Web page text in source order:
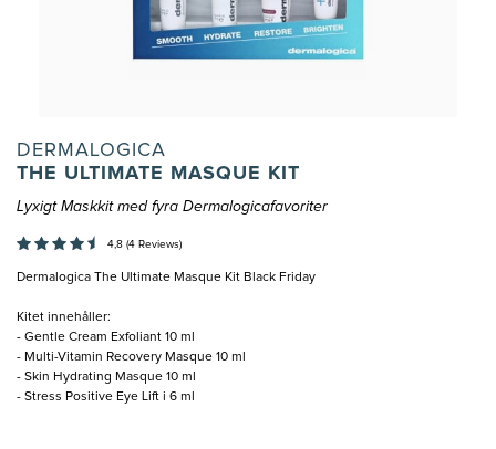
DERMALOGICA
THE ULTIMATE MASQUE KIT
Lyxigt Maskkit med fyra Dermalogicafavoriter
4,8 (4 Reviews)
Dermalogica The Ultimate Masque Kit Black Friday
Kitet innehåller:
- Gentle Cream Exfoliant 10 ml
- Multi-Vitamin Recovery Masque 10 ml
- Skin Hydrating Masque 10 ml
- Stress Positive Eye Lift i 6 ml